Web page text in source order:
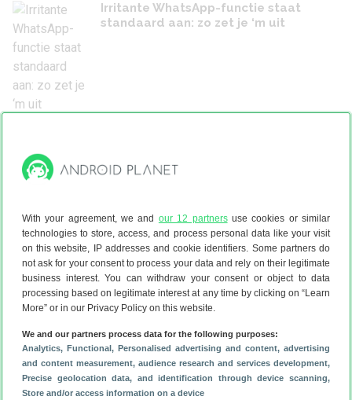
With your agreement, we and our 12 partnersuse cookies or similar
technologies to store, access, and process personal data like your visit
on this website, IP addresses and cookie identifiers. Some partners do
not ask for your consent to process your data and rely on their legitimate
business interest. You can withdraw your consent or object to data
processing based on legitimate interest at any time by clicking on “Learn
More” or in our Privacy Policy on this website.
We and our partners process data for the following purposes:
Analytics, Functional, Personalised advertising and content, advertising
and content measurement, audience research and services development,
Precise geolocation data, and identification through device scanning,
Store and/or access information on a device
Irritante WhatsApp-functie staat
standaard aan: zo zet je ‘m uit
Personalisatie tips
Personalisatie tips,Tweaks voor Android